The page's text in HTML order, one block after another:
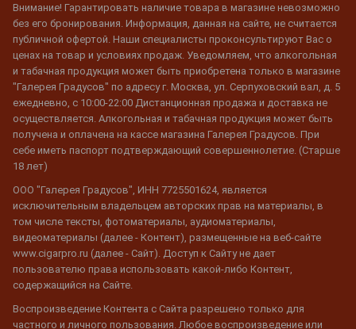
Внимание! Гарантировать наличие товара в магазине невозможно
без его бронирования. Информация, данная на сайте, не считается
публичной офертой. Наши специалисты проконсультируют Вас о
ценах на товар и условиях продаж. Уведомляем, что алкогольная
и табачная продукция может быть приобретена только в магазине
"Галерея Градусов" по адресу г. Москва, ул. Серпуховский вал, д. 5
ежедневно, с 10:00-22:00 Дистанционная продажа и доставка не
осуществляется. Алкогольная и табачная продукция может быть
получена и оплачена на кассе магазина Галерея Градусов. При
себе иметь паспорт подтверждающий совершеннолетие. (Старше
18 лет)
ООО "Галерея Градусов", ИНН 7725501624, является
исключительным владельцем авторских прав на материалы, в
том числе тексты, фотоматериалы, аудиоматериалы,
видеоматериалы (далее - Контент), размещенные на веб-сайте
www.cigarpro.ru (далее - Сайт). Доступ к Сайту не дает
пользователю права использовать какой-либо Контент,
содержащийся на Сайте.
Воспроизведение Контента с Сайта разрешено только для
частного и личного пользования. Любое воспроизведение или